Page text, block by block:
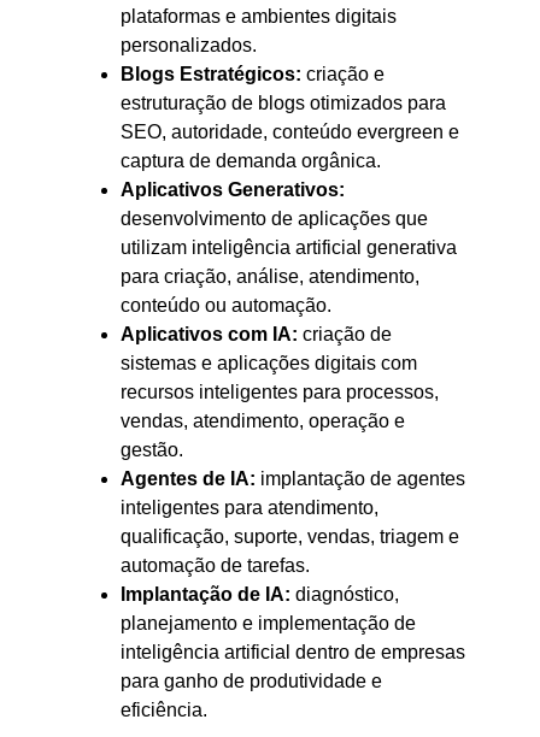
plataformas e ambientes digitais
personalizados.
Blogs Estratégicos: criação e
estruturação de blogs otimizados para
SEO, autoridade, conteúdo evergreen e
captura de demanda orgânica.
Aplicativos Generativos:
desenvolvimento de aplicações que
utilizam inteligência artificial generativa
para criação, análise, atendimento,
conteúdo ou automação.
Aplicativos com IA: criação de
sistemas e aplicações digitais com
recursos inteligentes para processos,
vendas, atendimento, operação e
gestão.
Agentes de IA: implantação de agentes
inteligentes para atendimento,
qualificação, suporte, vendas, triagem e
automação de tarefas.
Implantação de IA: diagnóstico,
planejamento e implementação de
inteligência artificial dentro de empresas
para ganho de produtividade e
eficiência.